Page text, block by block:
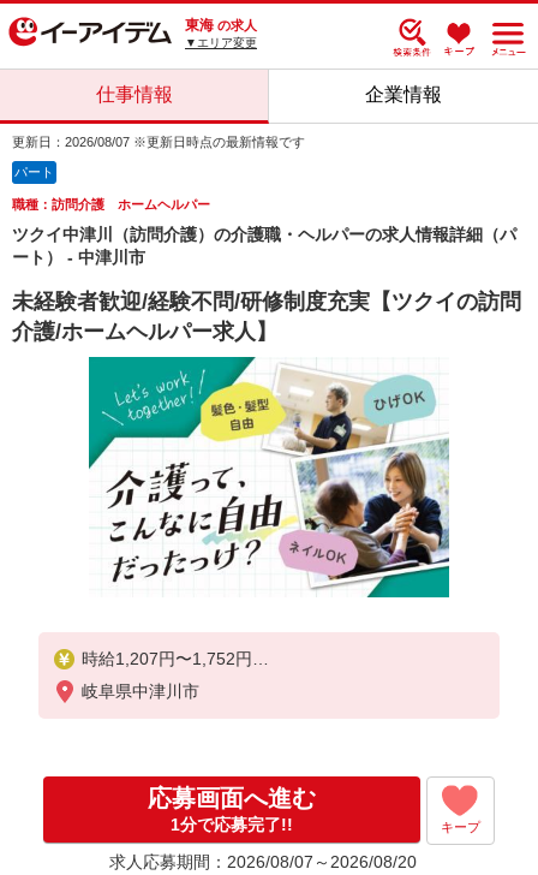
東海 の求人
▼エリア変更
仕事情報 企業情報
更新日：2026/08/07 ※更新日時点の最新情報です
パート
職種：訪問介護 ホームヘルパー
ツクイ中津川（訪問介護）の介護職・ヘルパーの求人情報詳細（パ
ート） - 中津川市
未経験者歓迎/経験不問/研修制度充実【ツクイの訪問
介護/ホームヘルパー求人】
時給1,207円〜1,752円
★土日祝日は時給100円アップ！
（18:00〜翌07:59の時間帯）
・ICT手当:2,000円/月
・深夜割増は別途支給
・ケア→ケアの移動時間も賃金（時給）を支給
※特定事業所加算手当:60円/時間含む
岐阜県中津川市
応募画面へ進む
1分で応募完了!! キープ
求人応募期間：2026/08/07～2026/08/20